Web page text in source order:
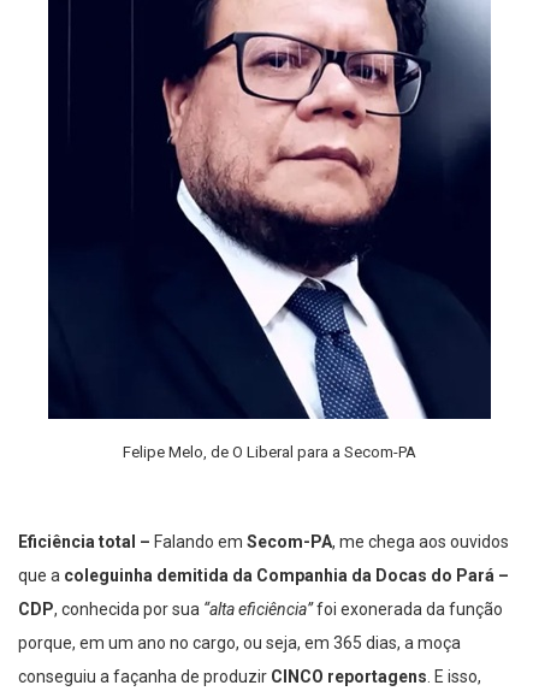
Felipe Melo, de O Liberal para a Secom-PA
Eficiência total – Falando em Secom-PA, me chega aos ouvidos
que a coleguinha demitida da Companhia da Docas do Pará –
CDP, conhecida por sua “alta eficiência”foi exonerada da função
porque, em um ano no cargo, ou seja, em 365 dias, a moça
conseguiu a façanha de produzir CINCO reportagens . E isso,